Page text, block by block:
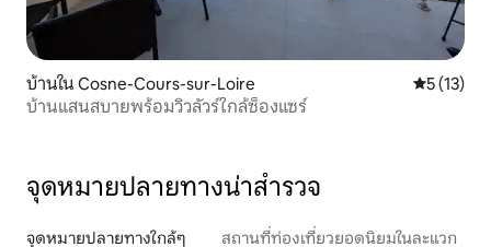
บ้านใน Cosne-Cours-sur-Loire คะแนนเฉลี่
5 (13)
บ้านแสนสบายพร้อมวิวลัวร์ใกล้ซ็องแซร์
จุดหมายปลายทางน่าสำรวจ
จุดหมายปลายทางใกล้ๆ สถานที่ท่องเที่ยวยอดนิยมในละแวก